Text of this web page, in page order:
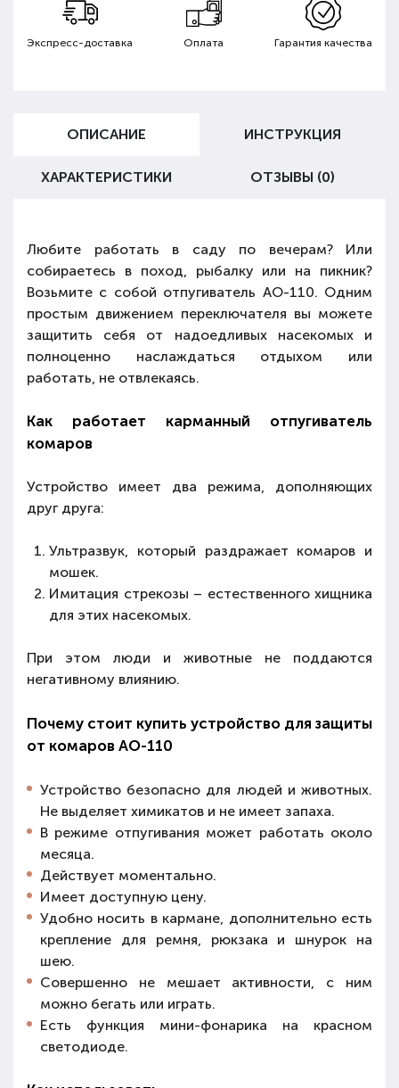
Экспресс-доставка Оплата Гарантия качества
ОПИСАНИЕ ИНСТРУКЦИЯ
ХАРАКТЕРИСТИКИ ОТЗЫВЫ (0)
Любите работать в саду по вечерам? Или
собираетесь в поход, рыбалку или на пикник?
Возьмите с собой отпугиватель AO-110. Одним
простым движением переключателя вы можете
защитить себя от надоедливых насекомых и
полноценно наслаждаться отдыхом или
работать, не отвлекаясь.
Как работает карманный отпугиватель
комаров
Устройство имеет два режима, дополняющих
друг друга:
Ультразвук, который раздражает комаров и
мошек.
Имитация стрекозы – естественного хищника
для этих насекомых.
При этом люди и животные не поддаются
негативному влиянию.
Почему стоит купить устройство для защиты
от комаров AO-110
Устройство безопасно для людей и животных.
Не выделяет химикатов и не имеет запаха.
В режиме отпугивания может работать около
месяца.
Действует моментально.
Имеет доступную цену.
Удобно носить в кармане, дополнительно есть
крепление для ремня, рюкзака и шнурок на
шею.
Совершенно не мешает активности, с ним
можно бегать или играть.
Есть функция мини-фонарика на красном
светодиоде.